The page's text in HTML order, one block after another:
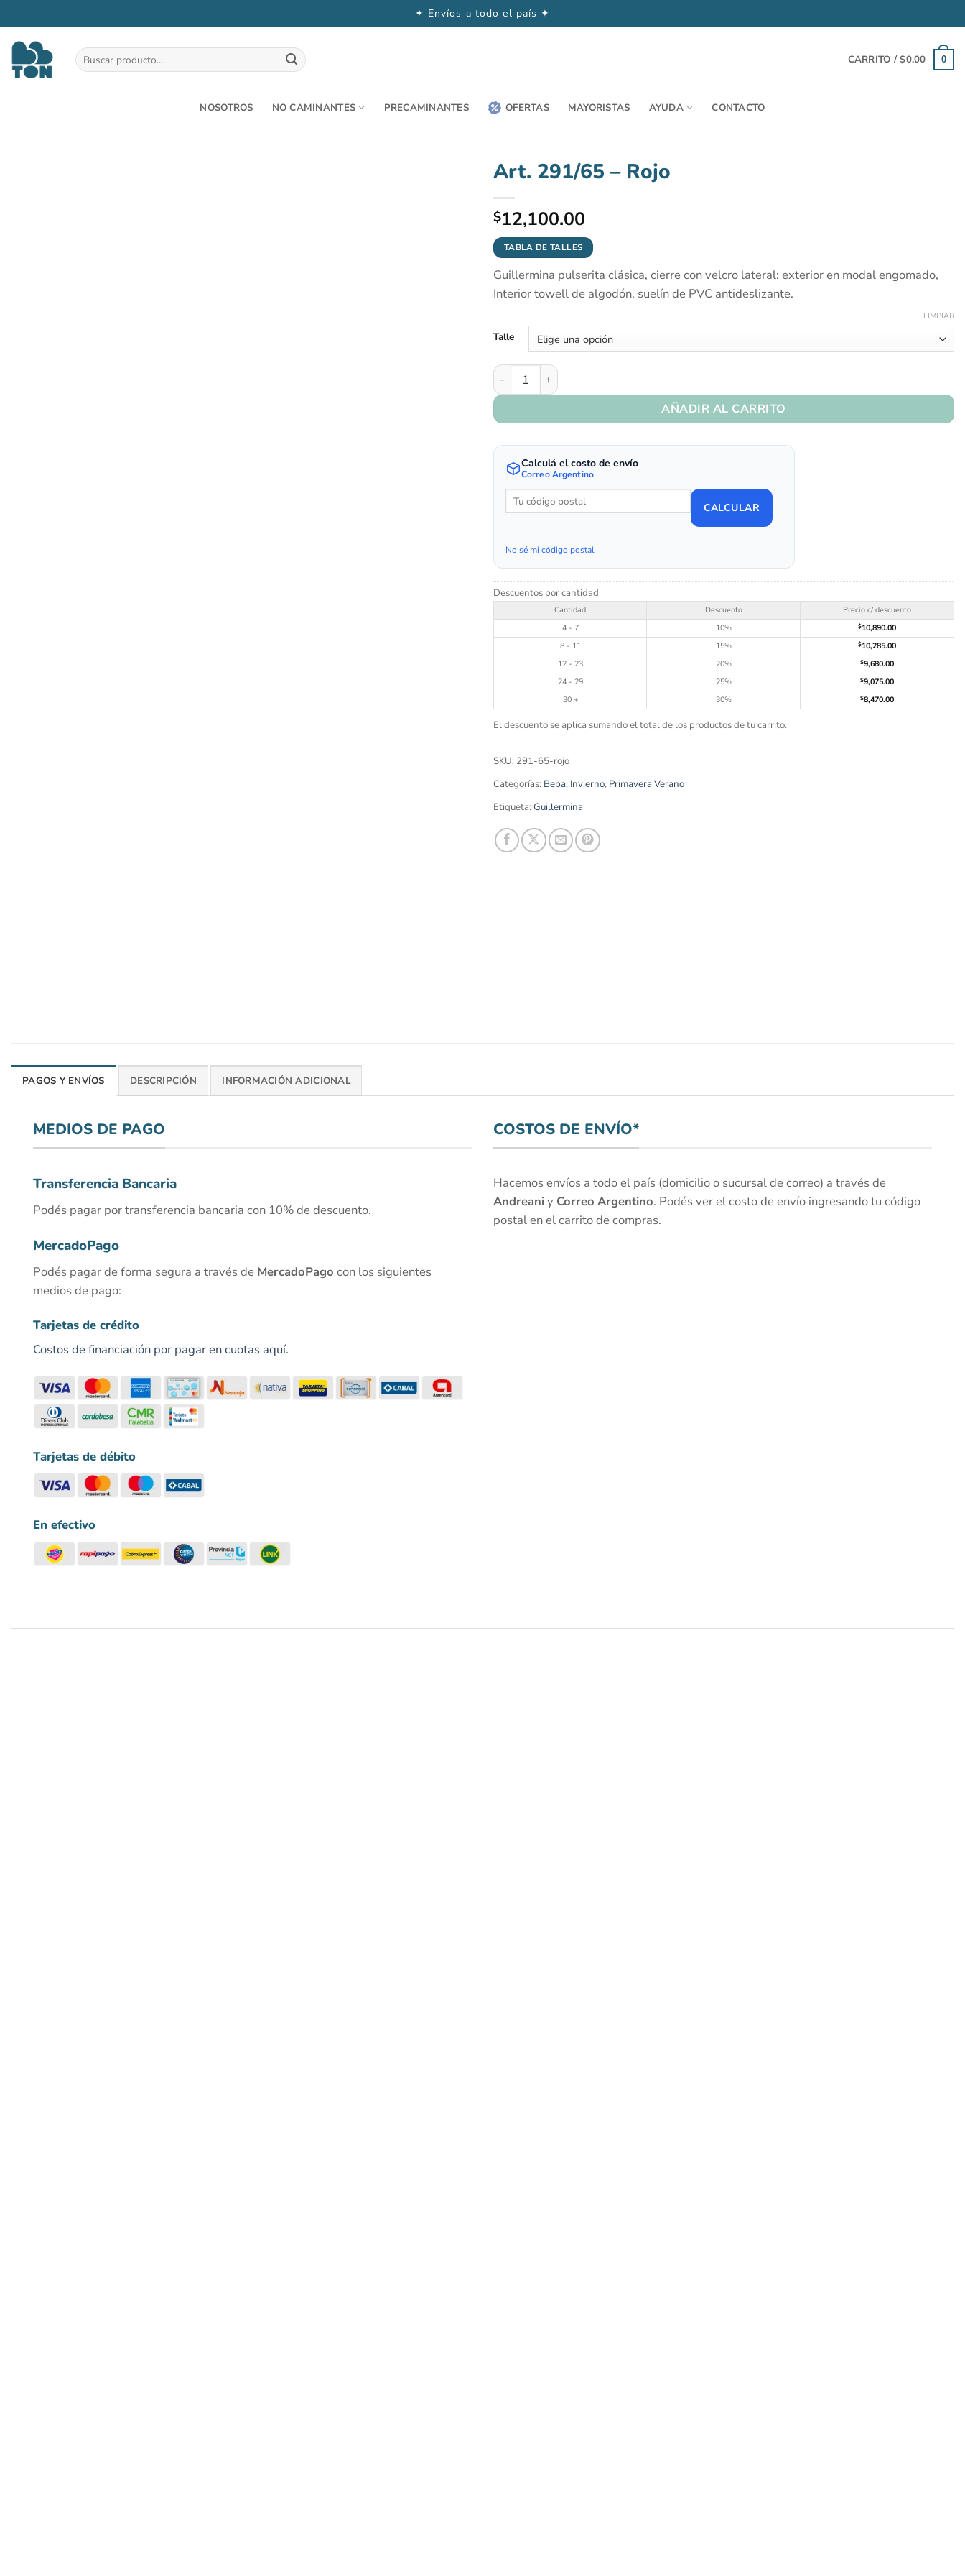
✦ Envíos a todo el país ✦
contenido
Buscar
por:
CARRITO /$0.00 0
NOSOTROS NO CAMINANTES PRECAMINANTES OFERTAS MAYORISTAS AYUDA CONTACTO
Art. 291/65 – Rojo
$12,100.00
TABLA DE TALLES
Guillermina pulserita clásica, cierre con velcro lateral: exterior en modal engomado,
Interior towell de algodón, suelín de PVC antideslizante.
Talle
LIMPIAR
Art. 291/65 - Rojo cantidad
AÑADIR AL CARRITO
Calculá el costo de envío
Correo Argentino
CALCULAR
No sé mi código postal
Descuentos por cantidad
Cantidad Descuento
Precio c/ descuento
4 - 7
10% $10,890.00
8 - 11
15% $10,285.00
12 - 23
20% $9,680.00
24 - 29
25% $9,075.00
30 +
30% $8,470.00
El descuento se aplica sumando el total de los productos de tu carrito.
SKU: 291-65-rojo
Categorías: Beba, Invierno, Primavera Verano
Etiqueta:Guillermina
PAGOS Y ENVÍOS DESCRIPCIÓN INFORMACIÓN ADICIONAL
MEDIOS DE PAGO
Transferencia Bancaria
Podés pagar por transferencia bancaria con 10% de descuento.
MercadoPago
Podés pagar de forma segura a través de MercadoPago con los siguientes
medios de pago:
Tarjetas de crédito
Costos de financiación por pagar en cuotas aquí.
Tarjetas de débito
En efectivo
COSTOS DE ENVÍO*
Hacemos envíos a todo el país (domicilio o sucursal de correo) a través de
Andreaniy Correo Argentino. Podés ver el costo de envío ingresando tu código
postal en el carrito de compras.